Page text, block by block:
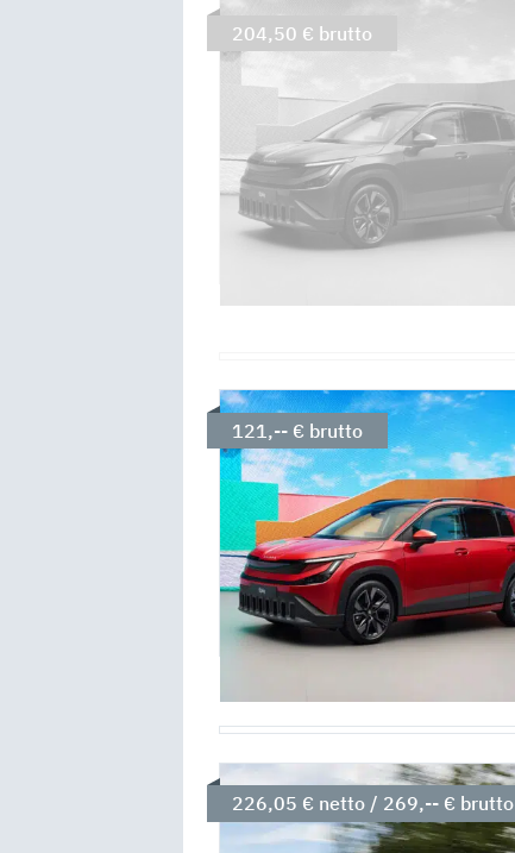
204,50 € brutto
121,-- € brutto
226,05 € netto / 269,-- € brutto